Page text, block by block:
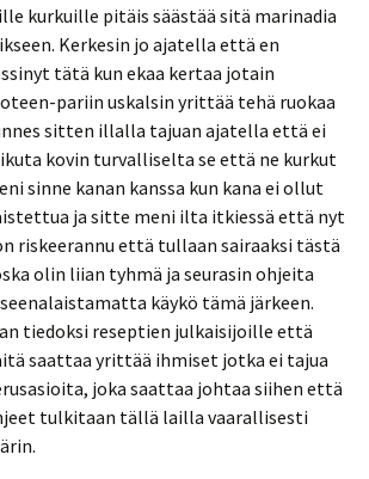
kurkuille pitäis säästää sitä marinadia
Kerkesin jo ajatella että en
tätä kun ekaa kertaa jotain
pariin uskalsin yrittää tehä ruokaa
sitten illalla tajuan ajatella että ei
kovin turvalliselta se että ne kurkut
sinne kanan kanssa kun kana ei ollut
ja sitte meni ilta itkiessä että nyt
riskeerannu että tullaan sairaaksi tästä
olin liian tyhmä ja seurasin ohjeita
käykö tämä järkeen.
tiedoksi reseptien julkaisijoille että
saattaa yrittää ihmiset jotka ei tajua
joka saattaa johtaa siihen että
tulkitaan tällä lailla vaarallisesti